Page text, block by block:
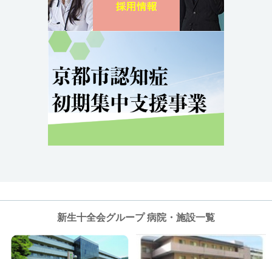
新生十全会グループ 病院・施設一覧